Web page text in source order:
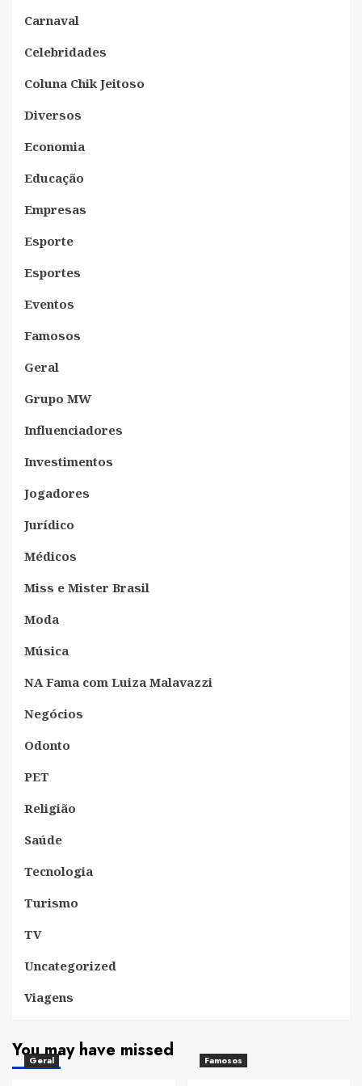
Carnaval
Celebridades
Coluna Chik Jeitoso
Diversos
Economia
Educação
Empresas
Esporte
Esportes
Eventos
Famosos
Geral
Grupo MW
Influenciadores
Investimentos
Jogadores
Jurídico
Médicos
Miss e Mister Brasil
Moda
Música
NA Fama com Luiza Malavazzi
Negócios
Odonto
PET
Religião
Saúde
Tecnologia
Turismo
TV
Uncategorized
Viagens
You may have missed
Geral Famosos